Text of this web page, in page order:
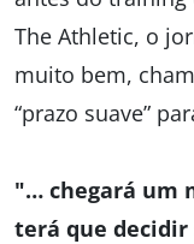
The Athletic, o
muito bem,
“prazo suave”
"… chegará um
terá que